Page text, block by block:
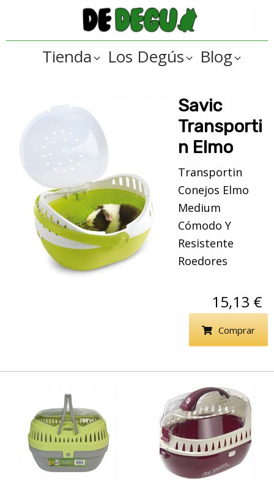
la
navegación
contenido
principal
De
Tienda
online
regalos
para
degús
??
Tienda Los Degús Blog
Savic
Transporti
n Elmo
Transportin
Conejos Elmo
Medium
Cómodo Y
Resistente
Roedores
15,13 €
Comprar